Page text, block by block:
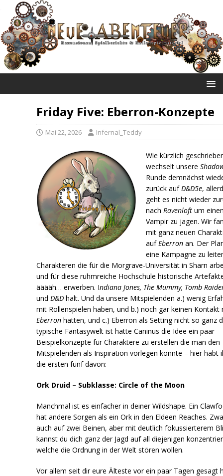
Friday Five: Eberron-Konzepte
Mai 22, 2026 Infernal_Teddy
Wie kürzlich
wechselt unsere
Runde demnächst
zurück auf D&D5e,
geht es nicht wieder
nach Ravenloft um
Vampir zu jagen. Wir
mit ganz neuen
auf Eberron an. Der
eine Kampagne zu
Charakteren die für die Morgrave-Universität in Sharn
und für diese ruhmreiche Hochschule historische
ääääh… erwerben. Indiana Jones, The Mummy, Tomb
und D&D halt. Und da unsere Mitspielenden a.) wenig
mit Rollenspielen haben, und b.) noch gar keinen Kontakt
Eberron hatten, und c.) Eberron als Setting nicht so ganz
typische Fantasywelt ist hatte Caninus die Idee ein paar
Beispielkonzepte für Charaktere zu erstellen die man den
Mitspielenden als Inspiration vorlegen könnte – hier habt
die ersten fünf davon:
Ork Druid – Subklasse: Circle of the Moon
Manchmal ist es einfacher in deiner Wildshape. Ein
hat andere Sorgen als ein Ork in den Eldeen Reaches.
auch auf zwei Beinen, aber mit deutlich fokussierterem
kannst du dich ganz der Jagd auf all diejenigen
welche die Ordnung in der Welt stören wollen.
Vor allem seit dir eure Älteste vor ein paar Tagen gesagt